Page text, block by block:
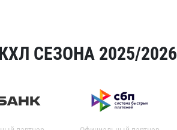
СЕЗОНА 2025/2026